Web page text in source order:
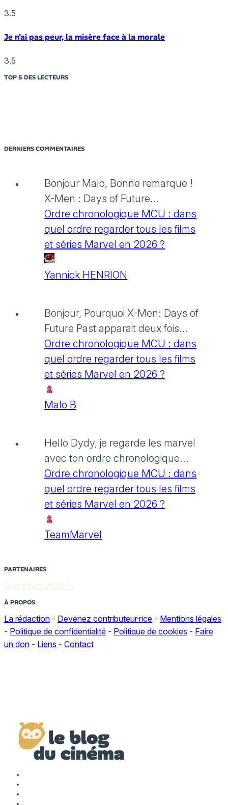
3.5
Je n’ai pas peur, la misère face à la morale
3.5
TOP 5 DES LECTEURS
DERNIERS COMMENTAIRES
Bonjour Malo, Bonne remarque !
X-Men : Days of Future...
Ordre chronologique MCU : dans
quel ordre regarder tous les films
et séries Marvel en 2026 ?
Yannick HENRION
Bonjour, Pourquoi X-Men: Days of
Future Past apparait deux fois...
Ordre chronologique MCU : dans
quel ordre regarder tous les films
et séries Marvel en 2026 ?
Malo B
Hello Dydy, je regarde les marvel
avec ton ordre chronologique...
Ordre chronologique MCU : dans
quel ordre regarder tous les films
et séries Marvel en 2026 ?
TeamMarvel
PARTENAIRES
Stabathon 2026 🔪
À PROPOS
La rédaction - Devenez contributeur·rice - Mentions légales
- Politique de confidentialité - Politique de cookies - Faire
un don - Liens - Contact